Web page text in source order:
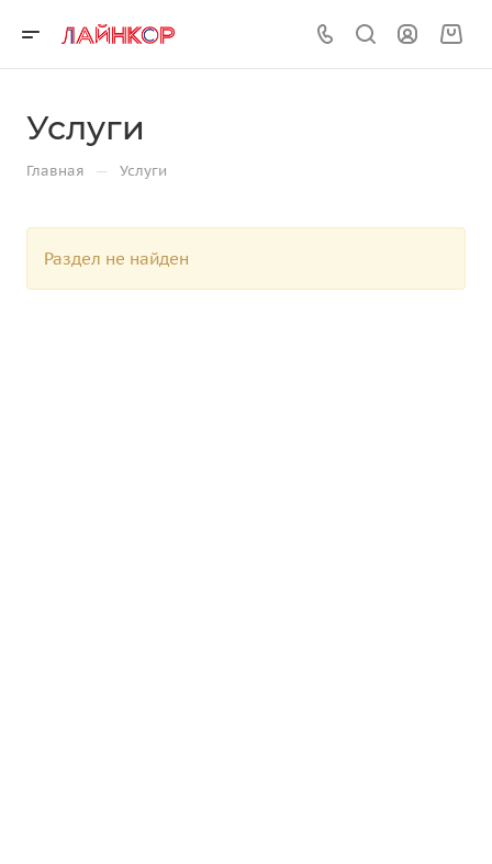
Услуги
Главная — Услуги
Раздел не найден